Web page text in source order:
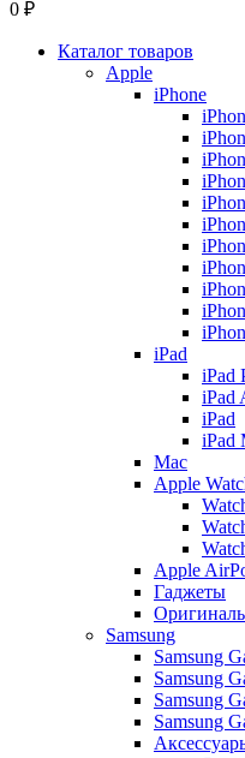
0 ₽
Каталог товаров
Apple
iPhone
iPad
iPad
iPad
iPad
iPad
Mac
Apple
Apple
Гаджеты
Samsung
Samsung
Samsung
Samsung
Samsung